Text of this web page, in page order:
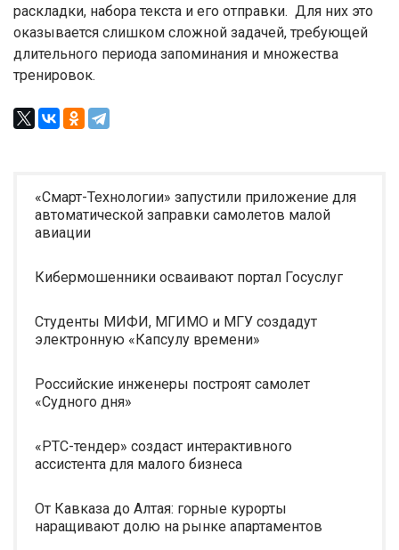
раскладки, набора текста и его отправки. Для них это
оказывается слишком сложной задачей, требующей
длительного периода запоминания и множества
тренировок.
«Смарт-Технологии» запустили приложение для
автоматической заправки самолетов малой
авиации
Кибермошенники осваивают портал Госуслуг
Студенты МИФИ, МГИМО и МГУ создадут
электронную «Капсулу времени»
Российские инженеры построят самолет
«Судного дня»
«РТС-тендер» создаст интерактивного
ассистента для малого бизнеса
От Кавказа до Алтая: горные курорты
наращивают долю на рынке апартаментов